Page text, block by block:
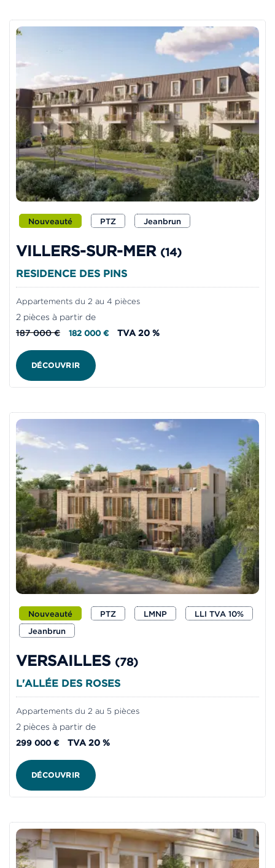
Nouveauté PTZ Jeanbrun
VILLERS-SUR-MER (14)
RESIDENCE DES PINS
Appartements du 2 au 4 pièces
2 pièces à partir de
187 000 €
182 000 € TVA 20 %
DÉCOUVRIR
Nouveauté PTZ LMNP
LLI TVA 10%
Jeanbrun
VERSAILLES (78)
L'ALLÉE DES ROSES
Appartements du 2 au 5 pièces
2 pièces à partir de
299 000 € TVA 20 %
DÉCOUVRIR